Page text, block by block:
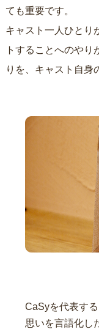
ても重要です。
キャスト一人ひとり
トすることへのやり
りを、キャスト自身
CaSyを代表す
思いを言語化し